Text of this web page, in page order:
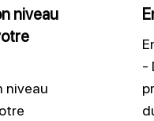
niveau
niveau
-